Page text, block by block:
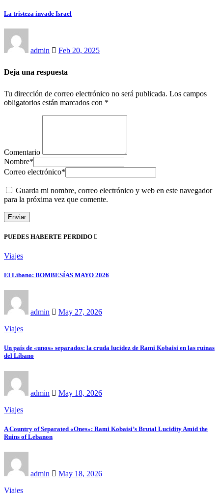
La tristeza invade Israel
admin Feb 20, 2025
Deja una respuesta
Tu dirección de correo electrónico no será publicada. Los campos
obligatorios están marcados con *
Comentario
Nombre*
Correo electrónico*
Guarda mi nombre, correo electrónico y web en este navegador
para la próxima vez que comente.
PUEDES HABERTE PERDIDO
Viajes
El Líbano: BOMBESÍAS MAYO 2026
admin
May 27, 2026
Viajes
Un país de «unos» separados: la cruda lucidez de Rami Kobaisi en las ruinas
del Líbano
admin
May 18, 2026
Viajes
A Country of Separated «Ones»: Rami Kobaisi’s Brutal Lucidity Amid the
Ruins of Lebanon
admin
May 18, 2026
Viajes